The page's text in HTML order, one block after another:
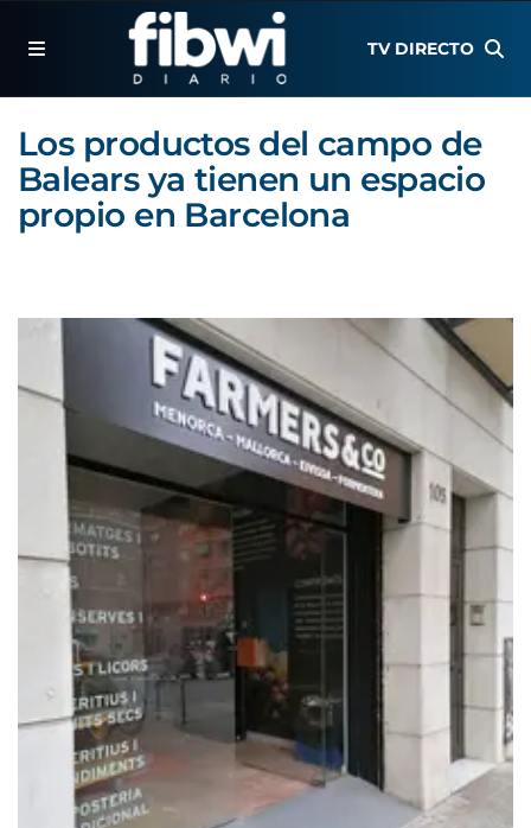
TV DIRECTO
Los productos del campo de
Balears ya tienen un espacio
propio en Barcelona